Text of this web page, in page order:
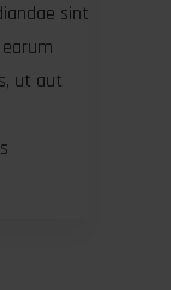
sint
ut aut